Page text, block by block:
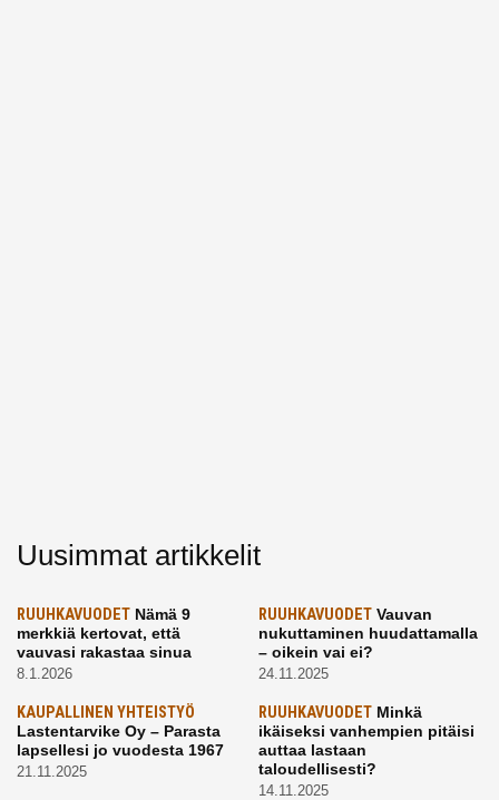
Uusimmat artikkelit
RUUHKAVUODET Nämä 9
merkkiä kertovat, että
vauvasi rakastaa sinua
8.1.2026
RUUHKAVUODETVauvan
nukuttaminen huudattamalla
– oikein vai ei?
24.11.2025
KAUPALLINEN YHTEISTYÖ
Lastentarvike Oy – Parasta
lapsellesi jo vuodesta 1967
21.11.2025
RUUHKAVUODETMinkä
ikäiseksi vanhempien pitäisi
auttaa lastaan
taloudellisesti?
14.11.2025